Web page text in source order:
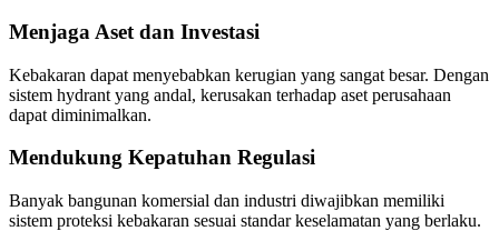
Menjaga Aset dan Investasi
Kebakaran dapat menyebabkan kerugian yang sangat besar. Dengan
sistem hydrant yang andal, kerusakan terhadap aset perusahaan
dapat diminimalkan.
Mendukung Kepatuhan Regulasi
Banyak bangunan komersial dan industri diwajibkan memiliki
sistem proteksi kebakaran sesuai standar keselamatan yang berlaku.